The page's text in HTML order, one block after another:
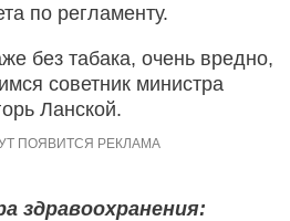
по регламенту.
без табака, очень вредно,
советник министра
Ланской.
здравоохранения: